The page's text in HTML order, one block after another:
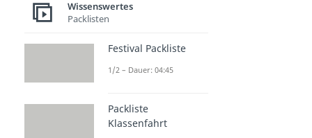
Wissenswertes
Packlisten
Festival Packliste
1/2 – Dauer: 04:45
Packliste
Klassenfahrt